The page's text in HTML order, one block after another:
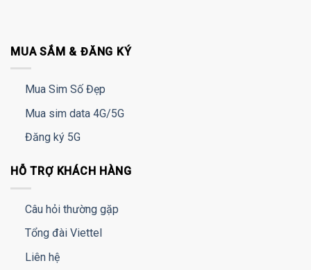
MUA SẮM & ĐĂNG KÝ
Mua Sim Số Đẹp
Mua sim data 4G/5G
Đăng ký 5G
HỖ TRỢ KHÁCH HÀNG
Câu hỏi thường gặp
Tổng đài Viettel
Liên hệ